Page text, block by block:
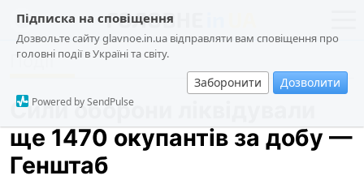
Підписка на сповіщення
Дозвольте сайту glavnoe.in.ua відправляти вам сповіщення про
головні події в Україні та світу.
Заборонити Дозволити
Powered by SendPulse
новини
про проєкт
суспільство
події
Події
Сили оборони ліквідували
ще 1470 окупантів за добу —
Генштаб